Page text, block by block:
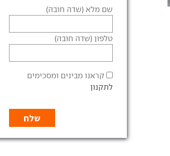
שם מלא (שדה חובה)
טלפון (שדה חובה)
קראנו מבינים ומסכימים
לתקנון